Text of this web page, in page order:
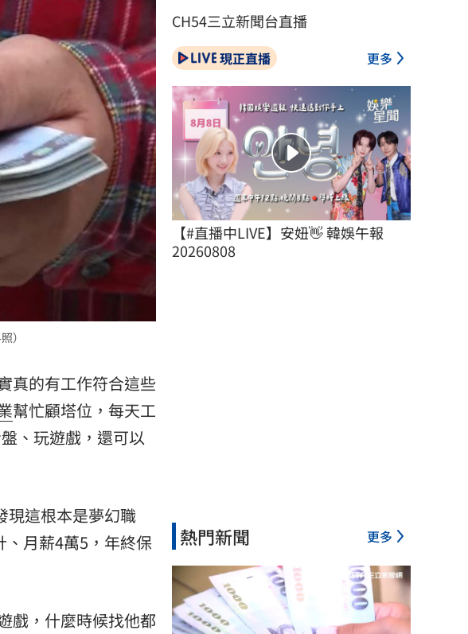
）
真的有工作符合這些
幫忙顧塔位，每天工
、玩遊戲，還可以
現這根本是夢幻職
月薪4萬5，年終保
戲，什麼時候找他都
CH54三立新聞台直播
現正直播 更多
【#直播中LIVE】安妞👋 韓娛午報
20260808
熱門新聞 更多